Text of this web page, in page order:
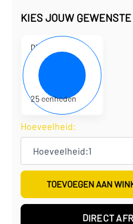
KIES JOUW
D310183
35 x 35 x 15 cm
5,83 per eenheid
145,75 per doos
25 eenheden
Hoeveelheid:
TOEVOEGEN AAN
DIRECT